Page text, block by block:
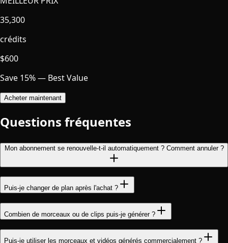
35,300
crédits
$600
Save 15% — Best Value
Acheter maintenant
Questions fréquentes
Mon abonnement se renouvelle-t-il automatiquement ? Comment annuler ?
Puis-je changer de plan après l'achat ?
Combien de morceaux ou de clips puis-je générer ?
Puis-je utiliser les morceaux et vidéos générés commercialement ?